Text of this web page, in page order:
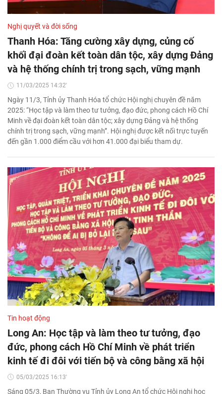
Nghị quyết và đời sống
Thanh Hóa: Tăng cường xây dựng, củng cố
khối đại đoàn kết toàn dân tộc, xây dựng Đảng
và hệ thống chính trị trong sạch, vững mạnh
11/03/2025 14:32'
Ngày 11/3, Tỉnh ủy Thanh Hóa tổ chức Hội nghị chuyên đề năm
2025: “Học tập và làm theo tư tưởng, đạo đức, phong cách Hồ Chí
Minh về đại đoàn kết toàn dân tộc; xây dựng Đảng và hệ thống
chính trị trong sạch, vững mạnh”. Hội nghị được kết nối trực tuyến
đến gần 1.000 điểm cầu với hơn 41.000 đại biểu tham dự.
Tin hoạt động
Long An: Học tập và làm theo tư tưởng, đạo
đức, phong cách Hồ Chí Minh về phát triển
kinh tế đi đôi với tiến bộ và công bằng xã hội
05/03/2025 16:13'
Sáng 05/3, Ban Thường vụ Tỉnh ủy Long An tổ chức Hội nghị học